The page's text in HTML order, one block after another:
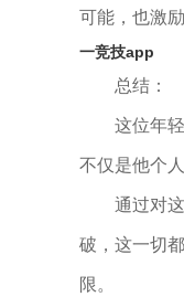
可能，也激
一竞技app
总结：
这位年
不仅是他个
通过对
破，这一切
限。